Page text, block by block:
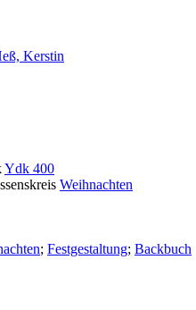
Kerstin
Ydk 400
Weihnachten
; Festgestaltung; Backbuch